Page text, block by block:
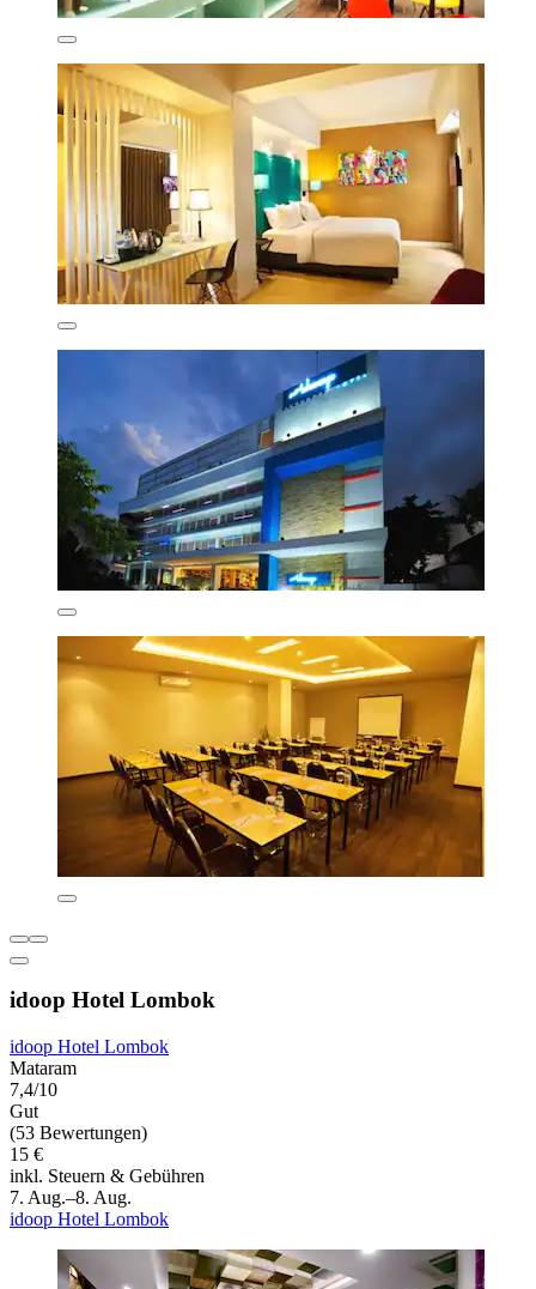
idoop Hotel Lombok
idoop Hotel Lombok
Mataram
7,4/10
Gut
(53 Bewertungen)
15 €
inkl. Steuern & Gebühren
7. Aug.–8. Aug.
idoop Hotel Lombok